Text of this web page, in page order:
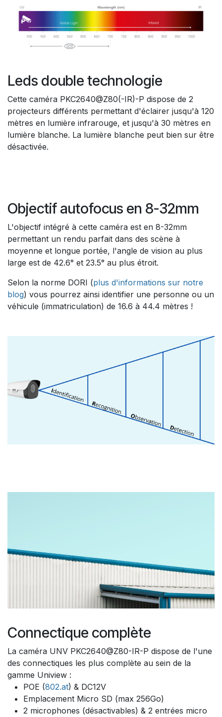
Leds double technologie
Cette caméra PKC2640@Z80(-IR)-P dispose de 2
projecteurs différents permettant d'éclairer jusqu'à 120
mètres en lumière infrarouge, et jusqu'à 30 mètres en
lumière blanche. La lumière blanche peut bien sur être
désactivée.
Objectif autofocus en 8-32mm
L'objectif intégré à cette caméra est en 8-32mm
permettant un rendu parfait dans des scène à
moyenne et longue portée, l'angle de vision au plus
large est de 42.6° et 23.5° au plus étroit.
Selon la norme DORI (plus d'informations sur notre
blog) vous pourrez ainsi identifier une personne ou un
véhicule (immatriculation) de 16.6 à 44.4 mètres !
Connectique complète
La caméra UNV PKC2640@Z80-IR-P dispose de l'une
des connectiques les plus complète au sein de la
gamme Uniview :
POE (802.at) & DC12V
Emplacement Micro SD (max 256Go)
2 microphones (désactivables) & 2 entrées micro